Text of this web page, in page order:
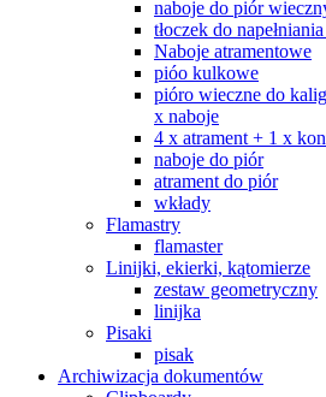
naboje do piór
tłoczek do
Naboje atramentowe
pióo kulkowe
pióro wieczne do
x naboje
4 x atrament + 1 x
naboje do piór
atrament do piór
wkłady
Flamastry
flamaster
Linijki, ekierki, kątomierze
zestaw geometryczny
linijka
Pisaki
pisak
Archiwizacja dokumentów